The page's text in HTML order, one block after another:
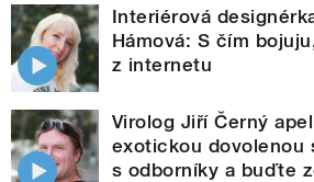
Interiérová
Hámová: S čím
z internetu
Virolog Jiří Černý
exotickou dovolenou
s odborníky a buďte